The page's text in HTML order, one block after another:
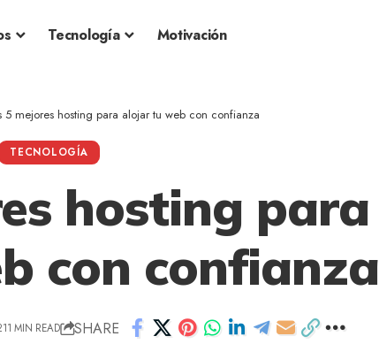
Tecnología Motivación
5 mejores hosting para alojar tu web con confianza
TECNOLOGÍA
hosting para
con confianza
11 MIN READ SHARE